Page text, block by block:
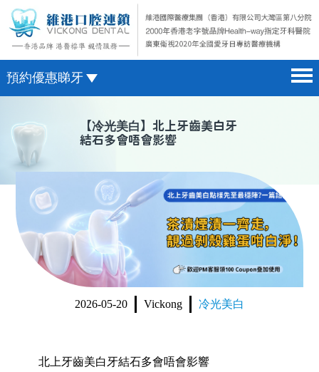
預約優惠睇牙
醫院簡介 hospital introduction
醫生介紹 doctor introduction
醫療新聞 medical news
種植牙 dental implant
箍牙 orthodontics
收費標準 change standard
微信預約
WhatsApp預約
【冷光美白】北上牙齒美白牙
結石多會唔會影響
2026-05-20 Vickong 冷光美白
北上牙齒美白牙結石多會唔會影響